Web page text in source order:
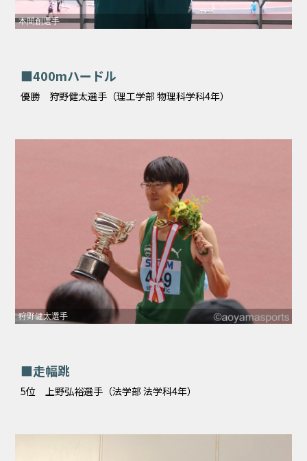
本間創選手
■400mハードル
優勝 狩野健太選手（理工学部 物理科学科4年）
狩野健太選手
■走幅跳
5位 上野弘裕選手（法学部 法学科4年）